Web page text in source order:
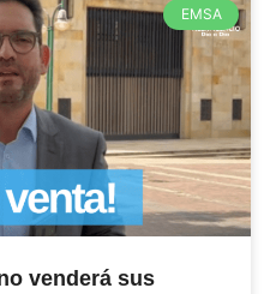
EMSA
venderá sus